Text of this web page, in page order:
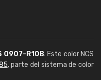
0907-R10B. Este color NCS
, parte del sistema de color